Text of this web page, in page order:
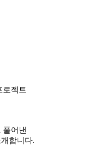
로젝트
풀어낸
합니다.